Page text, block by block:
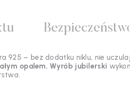
925 – bez dodatku niklu, nie
opalem. Wyrób jubilerski